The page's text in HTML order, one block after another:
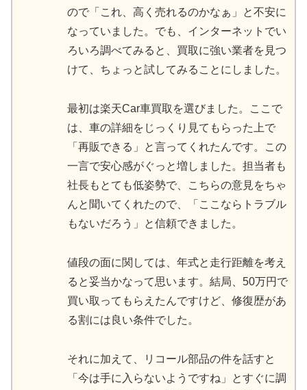
ので「これ、高く売れるのかなぁ」と不安に
なっていました。でも、インターネットでい
ろいろ調べてみると、買取に強い業者を見つ
けて、ちょっと試してみることにしました。
最初は楽天Car車買取を選びました。ここで
は、車の詳細をじっくり見てもらった上で
「再販できる」と言ってくれたんです。この
一言で安心感がぐっと増しました。担当者も
社長もとても低姿勢で、こちらの意見をちゃ
んと聞いてくれたので、「ここならトラブル
もないだろう」と信頼できました。
値段の面に関しては、年式と走行距離を考え
ると妥当かなって思います。結局、50万円で
買い取ってもらえたんですけど、修復歴があ
る割には良い条件でした。
それに加えて、リコール部品の件を話すと
「今は手に入らないようですね」とすぐに調